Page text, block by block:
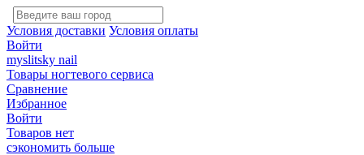
Условия доставки Условия оплаты
Войти
myslitsky nail
Товары ногтевого сервиса
Сравнение
Избранное
Войти
Товаров нет
сэкономить больше